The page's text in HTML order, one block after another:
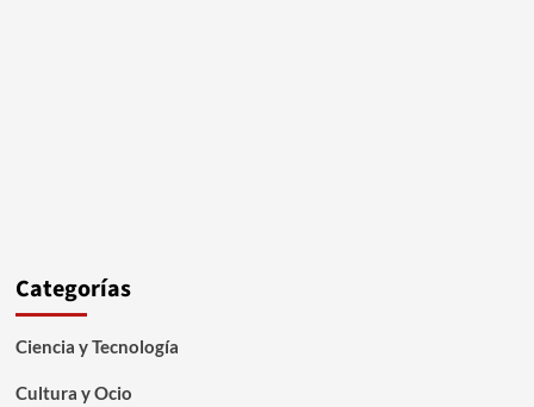
Categorías
Ciencia y Tecnología
Cultura y Ocio